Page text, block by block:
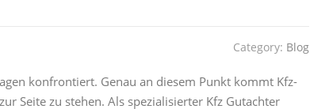
Category: Blog
konfrontiert. Genau an diesem Punkt kommt Kfz-
Seite zu stehen. Als spezialisierter Kfz Gutachter